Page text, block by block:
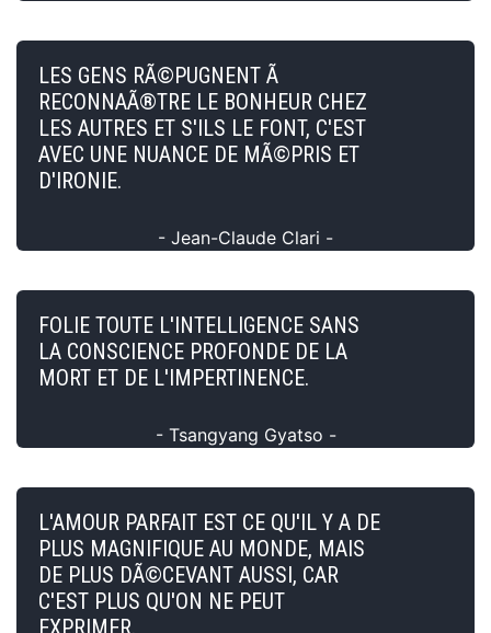
LES GENS RÃ©PUGNENT Ã
RECONNAÃ®TRE LE BONHEUR CHEZ
LES AUTRES ET S'ILS LE FONT, C'EST
AVEC UNE NUANCE DE MÃ©PRIS ET
D'IRONIE.
- Jean-Claude Clari -
FOLIE TOUTE L'INTELLIGENCE SANS
LA CONSCIENCE PROFONDE DE LA
MORT ET DE L'IMPERTINENCE.
- Tsangyang Gyatso -
L'AMOUR PARFAIT EST CE QU'IL Y A DE
PLUS MAGNIFIQUE AU MONDE, MAIS
DE PLUS DÃ©CEVANT AUSSI, CAR
C'EST PLUS QU'ON NE PEUT
EXPRIMER.